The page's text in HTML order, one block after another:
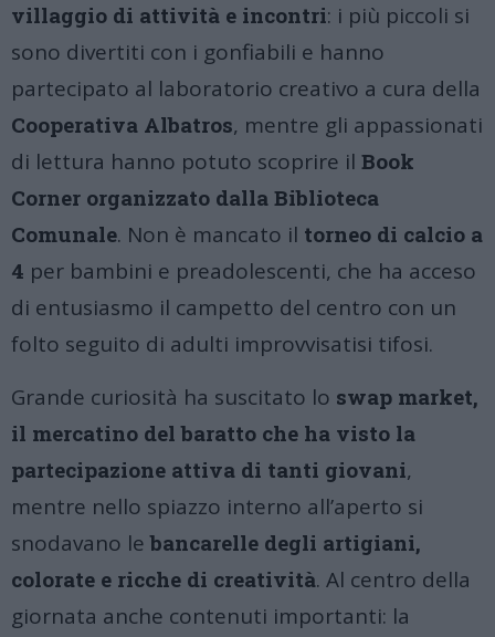
villaggio di attività e incontri: i più piccoli si
sono divertiti con i gonfiabili e hanno
partecipato al laboratorio creativo a cura della
Cooperativa Albatros, mentre gli appassionati
di lettura hanno potuto scoprire il Book
Corner organizzato dalla Biblioteca
Comunale. Non è mancato il torneo di calcio a
4 per bambini e preadolescenti, che ha acceso
di entusiasmo il campetto del centro con un
folto seguito di adulti improvvisatisi tifosi.
Grande curiosità ha suscitato lo swap market,
il mercatino del baratto che ha visto la
partecipazione attiva di tanti giovani,
mentre nello spiazzo interno all’aperto si
snodavano lebancarelle degli artigiani,
colorate e ricche di creatività. Al centro della
giornata anche contenuti importanti: la